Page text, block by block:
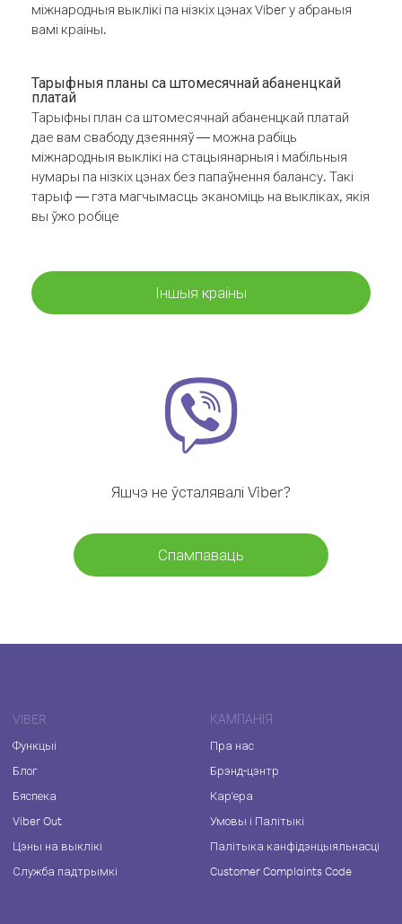
міжнародныя выклікі па нізкіх цэнах Viber у абраныя
вамі краіны.
Тарыфныя планы са штомесячнай абаненцкай
платай
Тарыфны план са штомесячнай абаненцкай платай
дае вам свабоду дзеянняў — можна рабіць
міжнародныя выклікі на стацыянарныя і мабільныя
нумары па нізкіх цэнах без папаўнення балансу. Такі
тарыф — гэта магчымасць эканоміць на выкліках, якія
вы ўжо робіце
Іншыя краіны
Яшчэ не ўсталявалі Viber?
Спампаваць
VIBER
Функцыі
Блог
Бяспека
Viber Out
Цэны на выклікі
Служба падтрымкі
КАМПАНІЯ
Пра нас
Брэнд-цэнтр
Кар'ера
Умовы і Палітыкі
Палітыка канфідэнцыяльнасці
Customer Complaints Code